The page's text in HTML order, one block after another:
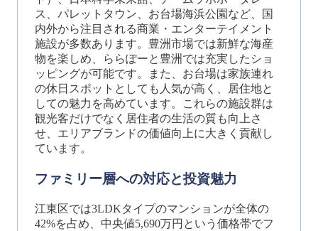
ス、パレットタウン、お台場海浜公園など、国
内外から注目される商業・エンターテイメント
施設が多数あります。豊洲市場では新鮮な海産
物を楽しめ、ららぽーと豊洲では充実したショ
ッピングが可能です。また、お台場は家族連れ
の休日スポットとしても人気が高く、居住地と
しての魅力を高めています。これらの施設群は
観光客だけでなく居住者の生活の質も向上さ
せ、エリアブランドの価値向上に大きく貢献し
ています。
ファミリー層への対応と投資魅力
江東区では3LDKタイプのマンションが全体の
42%を占め、中央値5,690万円という価格帯でフ